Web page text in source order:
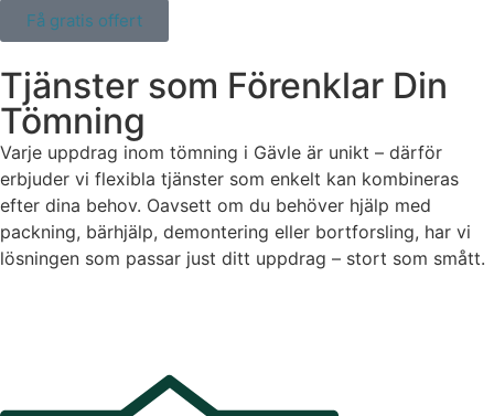
Få gratis offert
Tjänster som Förenklar Din
Tömning
Varje uppdrag inom tömning i Gävle är unikt – därför
erbjuder vi flexibla tjänster som enkelt kan kombineras
efter dina behov. Oavsett om du behöver hjälp med
packning, bärhjälp, demontering eller bortforsling, har vi
lösningen som passar just ditt uppdrag – stort som smått.